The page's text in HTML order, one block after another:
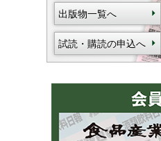
出版物一覧へ
試読・購読の申込へ